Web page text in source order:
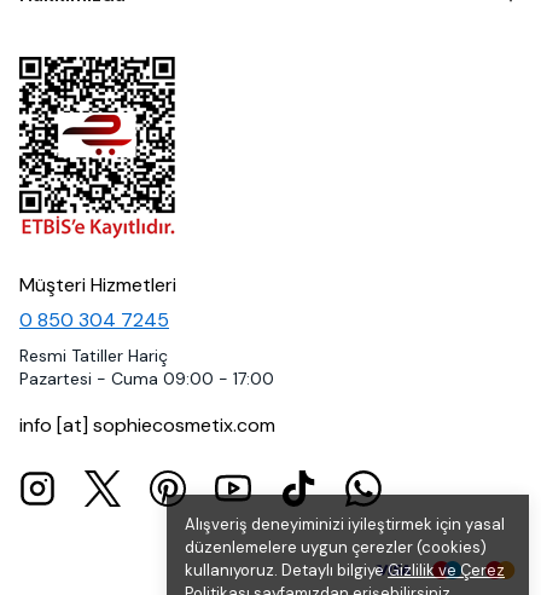
Alışveriş deneyiminizi iyileştirmek için yasal
düzenlemelere uygun çerezler (cookies)
kullanıyoruz. Detaylı bilgiyeGizlilik ve Çerez
Müşteri Hizmetleri
0 850 304 7245
Resmi Tatiller Hariç
Pazartesi - Cuma 09:00 - 17:00
info [at] sophiecosmetix.com